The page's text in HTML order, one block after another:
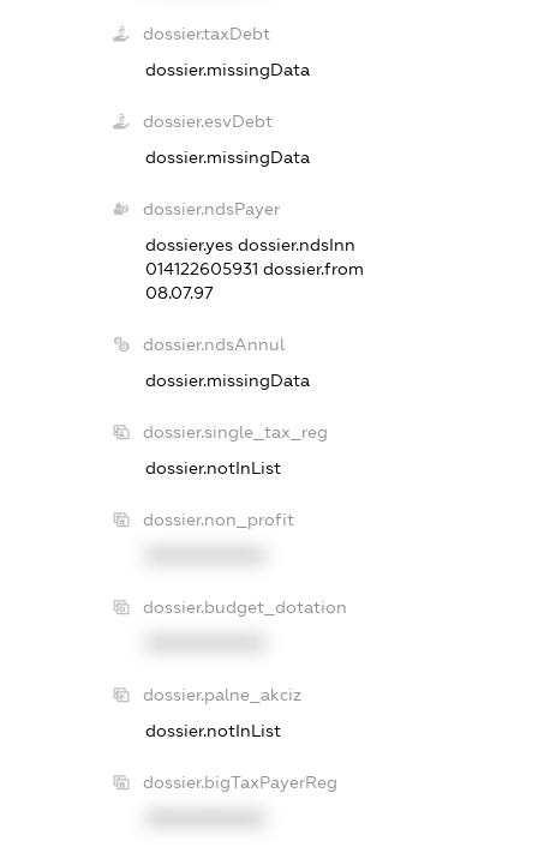
dossier.taxDebt
dossier.missingData
dossier.esvDebt
dossier.missingData
dossier.ndsPayer
dossier.yes dossier.ndsInn
014122605931 dossier.from
08.07.97
dossier.ndsAnnul
dossier.missingData
dossier.single_tax_reg
dossier.notInList
dossier.non_profit
dossier.budget_dotation
dossier.palne_akciz
dossier.notInList
dossier.bigTaxPayerReg